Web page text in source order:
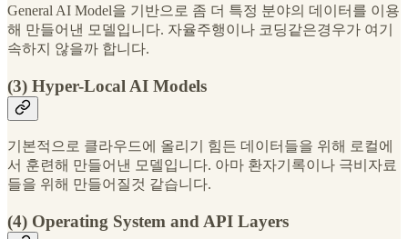
General AI Model을 기반으로 좀 더 특정 분야의 데이터를 이용
해 만들어낸 모델입니다. 자율주행이나 코딩같은경우가 여기
속하지 않을까 합니다.
(3) Hyper-Local AI Models
기본적으로 클라우드에 올리기 힘든 데이터들을 위해 로컬에
서 훈련해 만들어낸 모델입니다. 아마 환자기록이나 극비자료
들을 위해 만들어질것 같습니다.
(4) Operating System and API Layers